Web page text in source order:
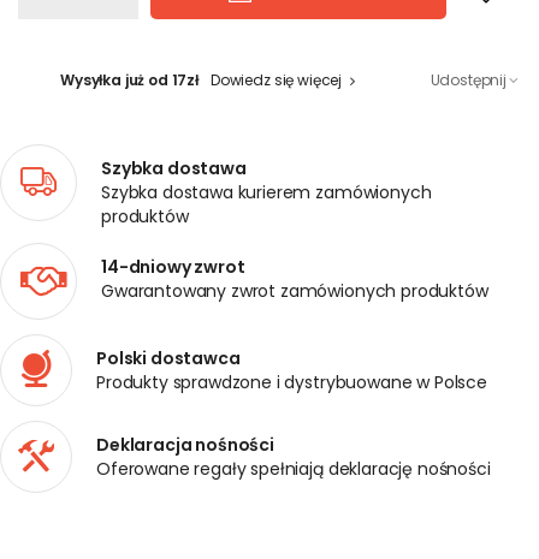
Wysyłka już od 17zł Dowiedz się więcej Udostępnij
Szybka dostawa
Szybka dostawa kurierem zamówionych
produktów
14-dniowy zwrot
Gwarantowany zwrot zamówionych produktów
Polski dostawca
Produkty sprawdzone i dystrybuowane w Polsce
Deklaracja nośności
Oferowane regały spełniają deklarację nośności